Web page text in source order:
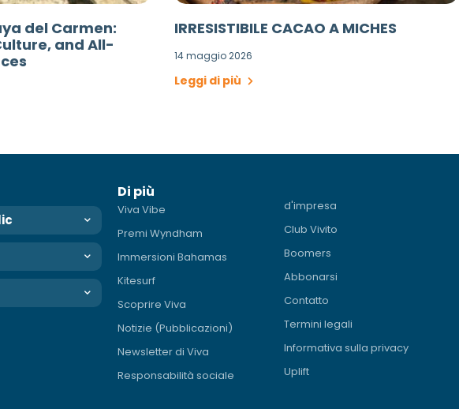
del Carmen:
and All-
IRRESISTIBILE CACAO A MICHES
14 maggio 2026
Leggi di più
Di più
Viva Vibe
Premi Wyndham
Immersioni Bahamas
Kitesurf
Scoprire Viva
Notizie (Pubblicazioni)
Newsletter di Viva
Responsabilità sociale
d'impresa
Club Vivito
Boomers
Abbonarsi
Contatto
Termini legali
Informativa sulla privacy
Uplift